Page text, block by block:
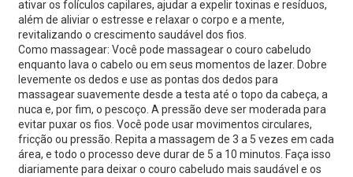
ativar os folículos capilares, ajudar a expelir toxinas e resíduos,
além de aliviar o estresse e relaxar o corpo e a mente,
revitalizando o crescimento saudável dos fios.
Como massagear: Você pode massagear o couro cabeludo
enquanto lava o cabelo ou em seus momentos de lazer. Dobre
levemente os dedos e use as pontas dos dedos para
massagear suavemente desde a testa até o topo da cabeça, a
nuca e, por fim, o pescoço. A pressão deve ser moderada para
evitar puxar os fios. Você pode usar movimentos circulares,
fricção ou pressão. Repita a massagem de 3 a 5 vezes em cada
área, e todo o processo deve durar de 5 a 10 minutos. Faça isso
diariamente para deixar o couro cabeludo mais saudável e os